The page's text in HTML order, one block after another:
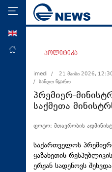
მთავარი
ეკონომიკა
მსოფლიო
სამართალი
თავდაცვა
პოლიტიკა
imedi /
21 მაისი 2026,
/ სანდო წყარო
პრემიერ-
საქმეთა
ფოტო: მთავრობის
საქართველოს
ყაზახეთის
ერჟან სადენოვს